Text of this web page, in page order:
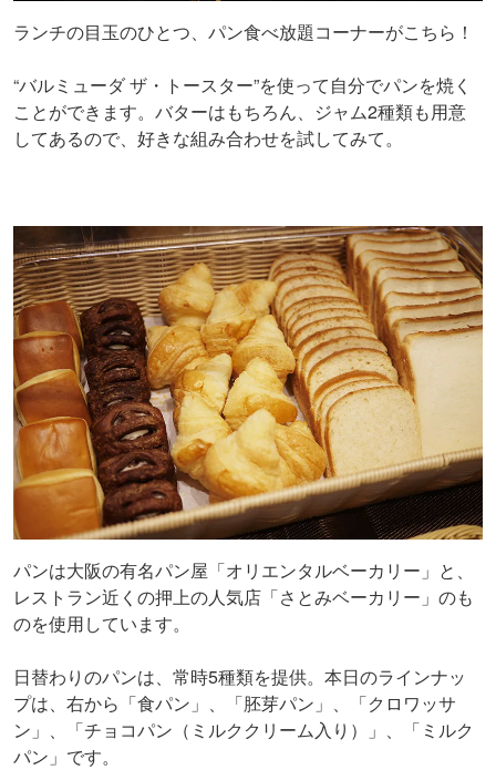
ランチの目玉のひとつ、パン食べ放題コーナーがこちら！
“バルミューダ ザ・トースター”を使って自分でパンを焼く
ことができます。バターはもちろん、ジャム2種類も用意
してあるので、好きな組み合わせを試してみて。
パンは大阪の有名パン屋「オリエンタルベーカリー」と、
レストラン近くの押上の人気店「さとみベーカリー」のも
のを使用しています。
日替わりのパンは、常時5種類を提供。本日のラインナッ
プは、右から「食パン」、「胚芽パン」、「クロワッサ
ン」、「チョコパン（ミルククリーム入り）」、「ミルク
パン」です。